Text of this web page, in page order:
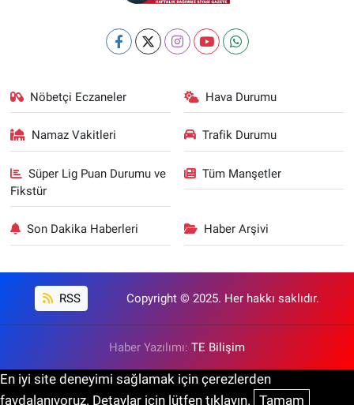
Nöbetçi Eczaneler Hava Durumu
Namaz Vakitleri Trafik Durumu
Süper Lig Puan Durumu ve
Fikstür
Tüm Manşetler
Son Dakika Haberleri Haber Arşivi
RSS Copyright © 2025. Her hakkı saklıdır.
Haber Yazılımı: TE Bilişim
En iyi site deneyimi sağlamak için çerezlerden
faydalanıyoruz. Detaylar için lütfen tıklayın. Tamam